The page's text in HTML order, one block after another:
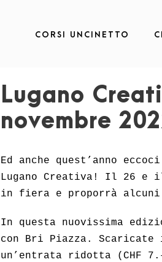
CORSI UNCINETTO
Lugano
novembre
Ed anche quest’anno
Lugano Creativa! Il 26 e il
in fiera e proporrà
In questa nuovissima
con Bri Piazza.
un’entrata ridotta (CHF